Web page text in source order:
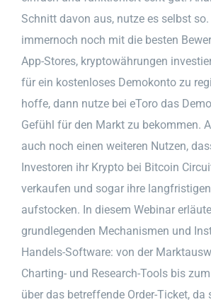
Schnitt davon aus, nutze es selbst
immernoch noch mit die besten
App-Stores, kryptowährungen
für ein kostenloses Demokonto zu
hoffe, dann nutze bei eToro das
Gefühl für den Markt zu bekommen.
auch noch einen weiteren Nutzen,
Investoren ihr Krypto bei Bitcoin
verkaufen und sogar ihre
aufstocken. In diesem Webinar
grundlegenden Mechanismen und
Handels-Software: von der
Charting- und Research-Tools bis
über das betreffende Order-Ticket, da